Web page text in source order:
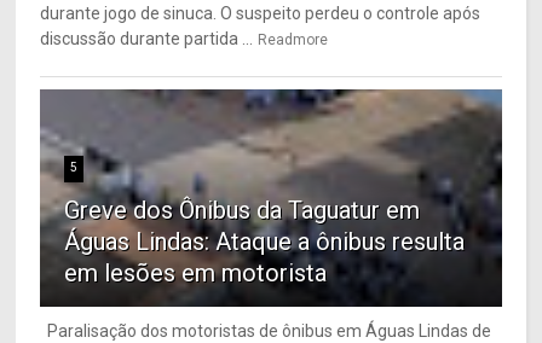
durante jogo de sinuca. O suspeito perdeu o controle após
discussão durante partida ... Readmore
5
Greve dos Ônibus da Taguatur em
Águas Lindas: Ataque a ônibus resulta
em lesões em motorista
Paralisação dos motoristas de ônibus em Águas Lindas de